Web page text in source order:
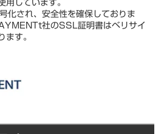
化され、安全性を確保しておりま
社のSSL証明書はベリサイ
す。